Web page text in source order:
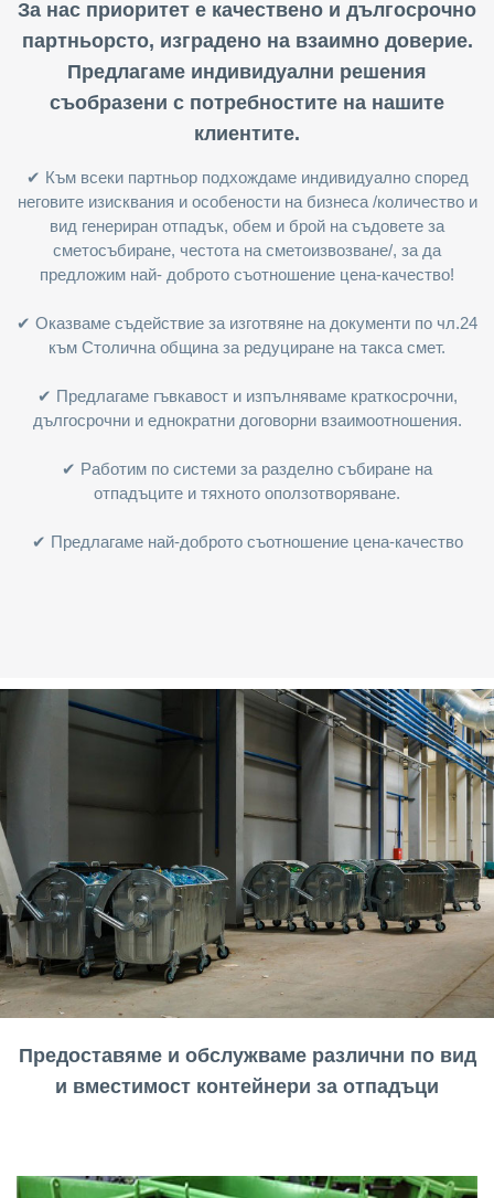
За нас приоритет е качествено и дългосрочно
партньорсто, изградено на взаимно доверие.
Предлагаме индивидуални решения
съобразени с потребностите на нашите
клиентите.
✔ Към всеки партньор подхождаме индивидуално според
неговите изисквания и особености на бизнеса /количество и
вид генериран отпадък, обем и брой на съдовете за
сметосъбиране, честота на сметоизвозване/, за да
предложим най- доброто съотношение цена-качество!
✔ Оказваме съдействие за изготвяне на документи по чл.24
към Столична община за редуциране на такса смет.
✔ Предлагаме гъвкавост и изпълняваме краткосрочни,
дългосрочни и еднократни договорни взаимоотношения.
✔ Работим по системи за разделно събиране на
отпадъците и тяхното оползотворяване.
✔ Предлагаме най-доброто съотношение цена-качество
Предоставяме и обслужваме различни по вид
и вместимост контейнери за отпадъци